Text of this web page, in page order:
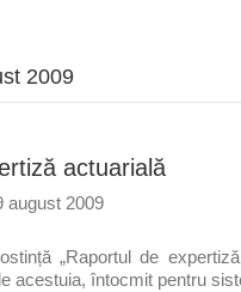
2009
actuarială
august 2009
„Raportul de expertiză
acestuia, întocmit pentru